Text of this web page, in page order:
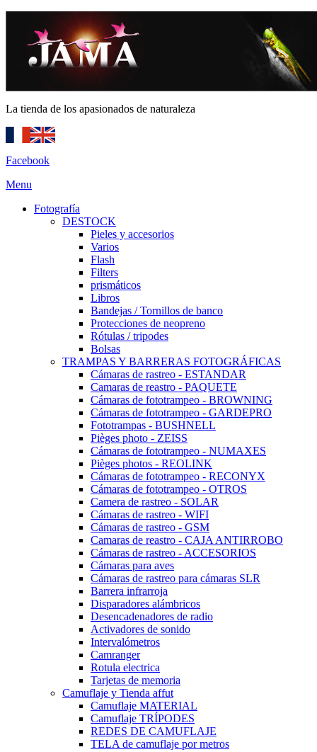
La tienda de los apasionados de naturaleza
Facebook
Menu
Fotografía
DESTOCK
Pieles y accesorios
Varios
Flash
Filters
prismáticos
Libros
Bandejas / Tornillos de banco
Protecciones de neopreno
Rótulas / tripodes
Bolsas
TRAMPAS Y BARRERAS FOTOGRÁFICAS
Cámaras de rastreo - ESTANDAR
Camaras de reastro - PAQUETE
Cámaras de fototrampeo - BROWNING
Cámaras de fototrampeo - GARDEPRO
Fototrampas - BUSHNELL
Pièges photo - ZEISS
Cámaras de fototrampeo - NUMAXES
Pièges photos - REOLINK
Cámaras de fototrampeo - RECONYX
Cámaras de fototrampeo - OTROS
Camera de rastreo - SOLAR
Cámaras de rastreo - WIFI
Cámaras de rastreo - GSM
Camaras de reastro - CAJA ANTIRROBO
Cámaras de rastreo - ACCESORIOS
Cámaras para aves
Cámaras de rastreo para cámaras SLR
Barrera infrarroja
Disparadores alámbricos
Desencadenadores de radio
Activadores de sonido
Intervalómetros
Camranger
Rotula electrica
Tarjetas de memoria
Camuflaje y Tienda affut
Camuflaje MATERIAL
Camuflaje TRÍPODES
REDES DE CAMUFLAJE
TELA de camuflaje por metros